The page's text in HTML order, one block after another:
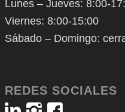
Lunes – Jueves: 8:00-
Viernes: 8:00-15:00
Sábado – Domingo:
REDES SOCIALES